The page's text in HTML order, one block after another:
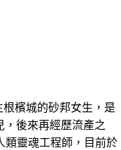
根檳城的砂邦女生，是
後來再經歷流產之
類靈魂工程師，目前於